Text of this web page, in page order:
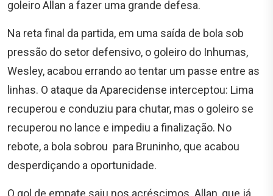
goleiro Allan a fazer uma grande defesa.
Na reta final da partida, em uma saída de bola sob
pressão do setor defensivo, o goleiro do Inhumas,
Wesley, acabou errando ao tentar um passe entre as
linhas. O ataque da Aparecidense interceptou: Lima
recuperou e conduziu para chutar, mas o goleiro se
recuperou no lance e impediu a finalização. No
rebote, a bola sobrou para Bruninho, que acabou
desperdiçando a oportunidade.
O gol de empate saiu nos acréscimos. Allan, que já